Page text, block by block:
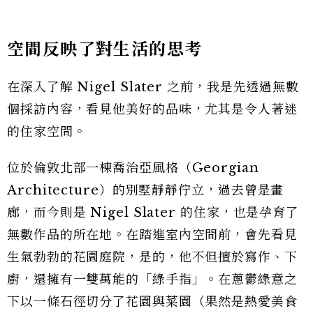
空間反映了對生活的思考
在深入了解 Nigel Slater 之前，我是先透過無數
個採訪內容，看見他美好的品味，尤其是令人著迷
的住家空間。
位於倫敦北部一棟喬治亞風格（Georgian
Architecture）的別墅靜靜佇立，過去曾是畫
廊，而今則是 Nigel Slater 的住家，也是孕育了
無數作品的所在地。在踏進室內空間前，會先看見
生氣勃勃的花園庭院，是的，他不但擅於寫作、下
廚，還擁有一雙萬能的「綠手指」。在蔥鬱綠意之
下以一條石徑切分了花園與菜園（果然是熱愛美食